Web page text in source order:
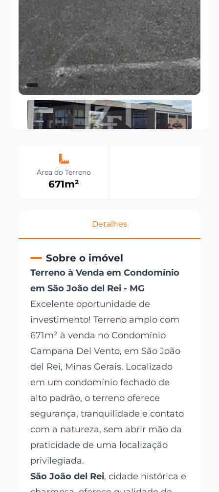
Área do Terreno
671m²
Detalhes
Sobre o imóvel
Terreno à Venda em Condomínio
em São João del Rei - MG
Excelente oportunidade de
investimento! Terreno amplo com
671m² à venda no Condomínio
Campana Del Vento, em São João
del Rei, Minas Gerais. Localizado
em um condomínio fechado de
alto padrão, o terreno oferece
segurança, tranquilidade e contato
com a natureza, sem abrir mão da
praticidade de uma localização
privilegiada.
São João del Rei, cidade histórica e